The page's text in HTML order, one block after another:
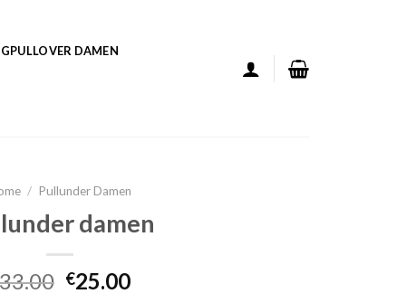
DAMEN
/ Pullunder Damen
damen
€25.00